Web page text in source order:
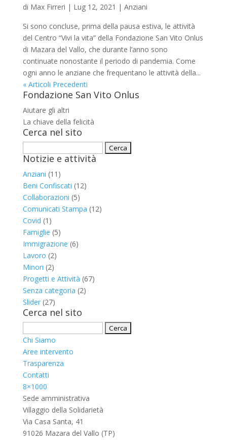
di Max Firreri | Lug 12, 2021 | Anziani
Si sono concluse, prima della pausa estiva, le attività
del Centro “Vivi la vita” della Fondazione San Vito Onlus
di Mazara del Vallo, che durante l’anno sono
continuate nonostante il periodo di pandemia. Come
ogni anno le anziane che frequentano le attività della...
« Articoli Precedenti
Fondazione San Vito Onlus
Aiutare gli altri
La chiave della felicità
Cerca nel sito
per:
Notizie e attività
Anziani (11)
Beni Confiscati (12)
Collaborazioni (5)
Comunicati Stampa (12)
Covid (1)
Famiglie (5)
Immigrazione (6)
Lavoro (2)
Minori (2)
Progetti e Attività (67)
Senza categoria (2)
Slider(27)
Cerca nel sito
per:
Chi Siamo
Aree intervento
Trasparenza
Contatti
8×1000
Sede amministrativa
Villaggio della Solidarietà
Via Casa Santa, 41
91026 Mazara del Vallo (TP)